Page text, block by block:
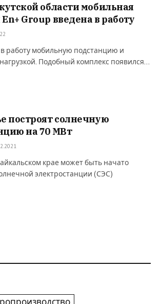
области мобильная
Group введена в работу
в работу мобильную подстанцию и
Подобный комплекс появился…
построят солнечную
на 70 МВт
крае может быть начато
электростанции (СЭС)